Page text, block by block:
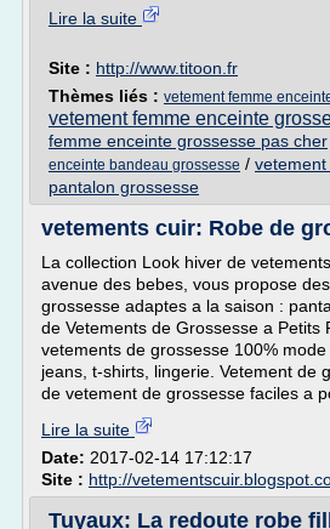
Lire la suite
Site : http://www.titoon.fr
Thèmes liés : vetement femme
vetement femme enceinte
femme enceinte grossesse pas cher
enceinte bandeau grossesse /
pantalon grossesse
vetements cuir: Robe de
La collection Look hiver de
avenue des bebes, vous propose
grossesse adaptes a la saison :
de Vetements de Grossesse a Petits
vetements de grossesse 100% mode
jeans, t-shirts, lingerie. Vetement de
de vetement de grossesse faciles a
Lire la suite
Date: 2017-02-14 17:12:17
Site : http://
Tuyaux: La redoute robe